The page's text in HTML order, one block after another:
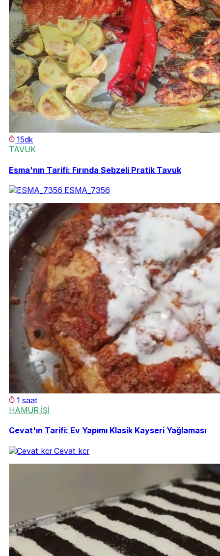
15dk
TAVUK
Esma'nın Tarifi: Fırında Sebzeli Pratik Tavuk
ESMA_7356
1 saat
HAMUR İŞİ
Cevat'ın Tarifi: Ev Yapımı Klasik Kayseri Yağlaması
Cevat_kcr